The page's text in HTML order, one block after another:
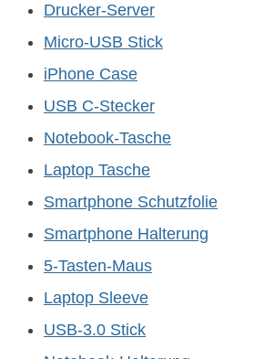
Drucker-Server
Micro-USB Stick
iPhone Case
USB C-Stecker
Notebook-Tasche
Laptop Tasche
Smartphone Schutzfolie
Smartphone Halterung
5-Tasten-Maus
Laptop Sleeve
USB-3.0 Stick